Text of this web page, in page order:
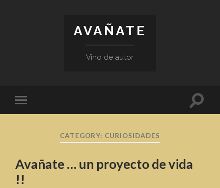
AVAÑATE
Vino de autor
mobile
Toggle
CATEGORY: CURIOSIDADES
Avañate … un proyecto de vida
!!